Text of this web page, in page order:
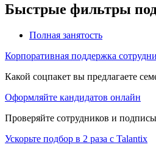
Быстрые фильтры
Полная занятость
Корпоративная поддержка
Какой соцпакет вы предлагаете
Оформляйте кандидатов онлайн
Проверяйте сотрудников и
Ускорьте подбор в 2 раза с Talantix